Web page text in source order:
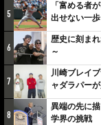
5
「富める者
出せない一歩
6
歴史に刻ま
～
7
川崎ブレイ
ャダラパー
しみでしか
8
異端の先に
学界の挑戦